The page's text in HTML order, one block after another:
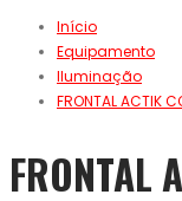
Início
Equipamento
Iluminação
FRONTAL ACTIK
FRONTAL